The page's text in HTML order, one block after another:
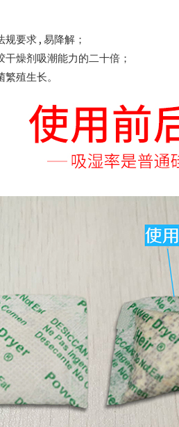
要求 , 易降解；
燥剂吸潮能力的二十倍；
殖生长。